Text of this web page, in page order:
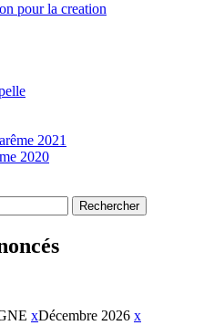
pour la creation
2021
2020
xDécembre 2026 x